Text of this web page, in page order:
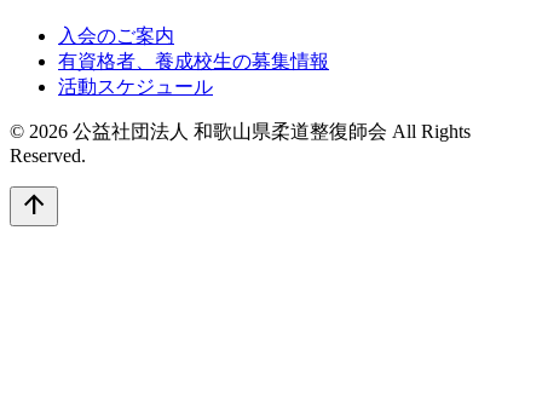
入会のご案内
有資格者、養成校生の募集情報
活動スケジュール
© 2026 公益社団法人 和歌山県柔道整復師会 All Rights
Reserved.
arrow_upward